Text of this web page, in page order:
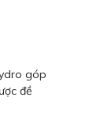
góp
đề